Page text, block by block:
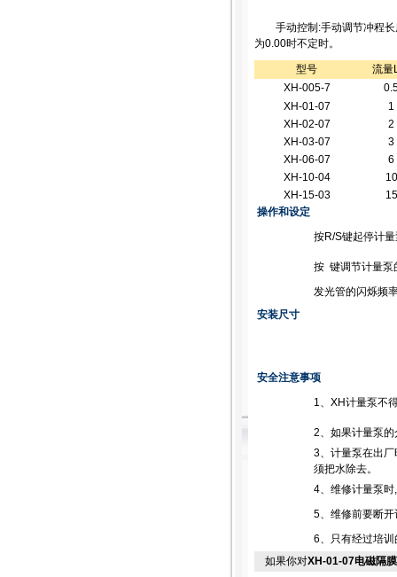
手动控制:手动调节冲程长
为0.00时不定时。
型号
流量
XH-005-7
XH-01-07
1
XH-02-07
2
XH-03-07
3
XH-06-07
6
XH-10-04
10
XH-15-03
15
操作和设定
按R/S键起停计
按 键调节计量泵
发光管的闪烁频
安装尺寸
安全注意事项
1、XH计量泵不
2、如果计量泵
3、计量泵在出
须把水除去。
4、维修计量泵
5、维修前要断
6、只有经过培
如果你对XH-01-07电磁隔